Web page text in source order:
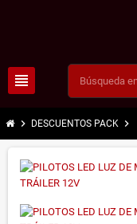
view_headline
chevron_right DESCUENTOS PACK chevron_right